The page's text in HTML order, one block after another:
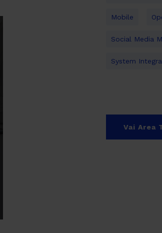
Mobile
Social Media
System
Vai Area